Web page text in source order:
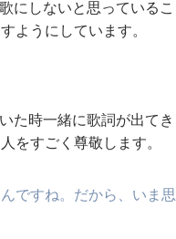
にしないと思っている
ようにしています。
た時一緒に歌詞が出て
をすごく尊敬します。
ですね。だから、いま